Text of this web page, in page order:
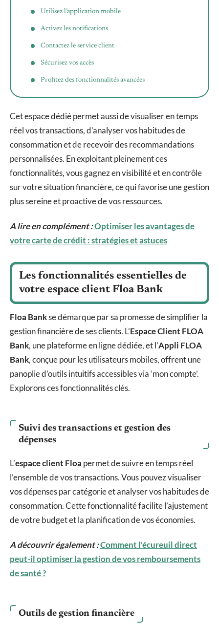
Utilisez l’application mobile
Activez les notifications
Contactez le service client
Sécurisez vos accès
Profitez des fonctionnalités avancées
Cet espace dédié permet aussi de visualiser en temps
réel vos transactions, d’analyser vos habitudes de
consommation et de recevoir des recommandations
personnalisées. En exploitant pleinement ces
fonctionnalités, vous gagnez en visibilité et en contrôle
sur votre situation financière, ce qui favorise une gestion
plus sereine et proactive de vos ressources.
A lire en complément :Optimiser les avantages de
votre carte de crédit : stratégies et astuces
Les fonctionnalités essentielles de
votre espace client Floa Bank
Floa Bankse démarque par sa promesse de simplifier la
gestion financière de ses clients. L’Espace Client FLOA
Bank, une plateforme en ligne dédiée, et l’Appli FLOA
Bank, conçue pour les utilisateurs mobiles, offrent une
panoplie d’outils intuitifs accessibles via ‘mon compte’.
Explorons ces fonctionnalités clés.
Suivi des transactions et gestion des
dépenses
L’espace client Floa permet de suivre en temps réel
l’ensemble de vos transactions. Vous pouvez visualiser
vos dépenses par catégorie et analyser vos habitudes de
consommation. Cette fonctionnalité facilite l’ajustement
de votre budget et la planification de vos économies.
A découvrir également :Comment l'écureuil direct
peut-il optimiser la gestion de vos remboursements
de santé ?
Outils de gestion financière